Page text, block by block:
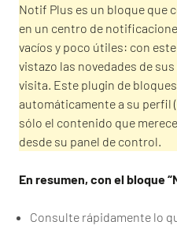
Notif Plus es un bloque que
en un centro de
vacíos y poco útiles: con
vistazo las novedades de
visita. Este plugin de
automáticamente a su perfil
sólo el contenido que
desde su panel de control.
En resumen, con el bloque
Consulte rápidamente lo